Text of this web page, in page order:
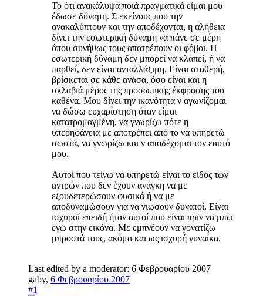
Το ότι ανακάλυψα ποιά πραγματικά είμαι μου
έδωσε δύναμη. Σ εκείνους που την
ανακαλύπτουν και την αποδέχονται, η αλήθεια
δίνει την εσωτερική δύναμη να πάνε σε μέρη
όπου συνήθως τους αποτρέπουν οι φόβοι. Η
εσωτερική δύναμη δεν μπορεί να κλαπεί, ή να
παρθεί, δεν είναι ανταλλάξιμη. Είναι σταθερή,
βρίσκεται σε κάθε ανάσα, όσο είναι και η
σκλαβιά μέρος της προσωπικής έκφρασης του
καθένα. Μου δίνει την ικανότητα ν αγωνίζομαι
να δώσω ευχαρίστηση όταν είμαι
κατατρομαγμένη, να γνωρίζω πότε η
υπερηφάνεια με αποτρέπει από το να υπηρετώ
σωστά, να γνωρίζω και ν αποδέχομαι τον εαυτό
μου.
Αυτοί που τείνω να υπηρετώ είναι το είδος των
αντρών που δεν έχουν ανάγκη να με
εξουδετερώσουν φυσικά ή να με
αποδυναμώσουν για να νιώσουν δυνατοί. Είναι
ισχυροί επειδή ήταν αυτοί που είναι πριν να μπω
εγώ στην εικόνα. Με εμπνέουν να γονατίζω
μπροστά τους, ακόμα και ως ισχυρή γυναίκα.
Last edited by a moderator: 6 Φεβρουαρίου 2007
gaby, 6 Φεβρουαρίου 2007
#1